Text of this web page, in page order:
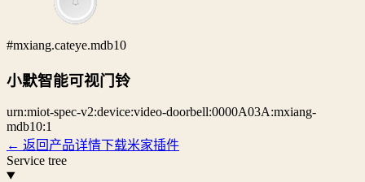
#mxiang.cateye.mdb10
小默智能可视门铃
urn:miot-spec-v2:device:video-doorbell:0000A03A:mxiang-
mdb10:1
← 返回产品详情下载米家插件
Service tree